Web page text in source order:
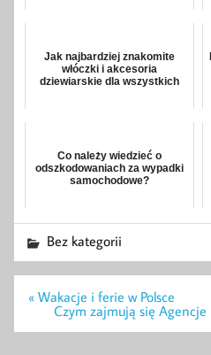
Jak najbardziej znakomite
włóczki i akcesoria
dziewiarskie dla wszystkich
Co należy wiedzieć o
odszkodowaniach za wypadki
samochodowe?
Bez kategorii
Nawigacja
wpisu
« Wakacje i ferie w Polsce
Czym zajmują się Agencje